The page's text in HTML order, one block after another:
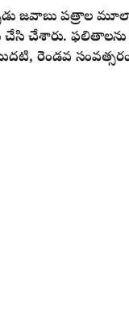
జవాబు పత్రాల
చేశారు. ఫలితాలను
రెండవ